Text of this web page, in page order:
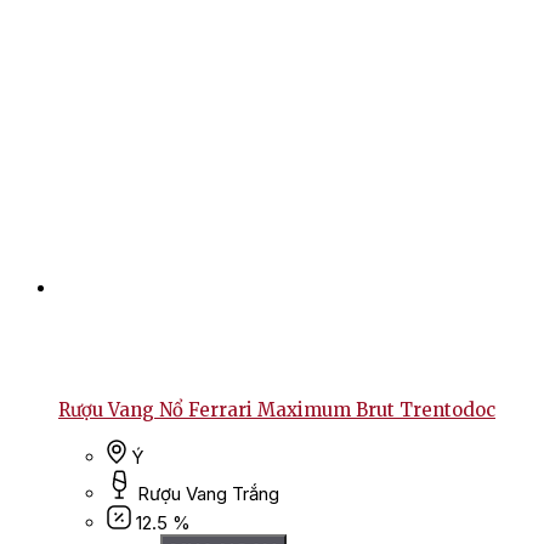
Rượu Vang Nổ Ferrari Maximum Brut Trentodoc
Ý
Rượu Vang Trắng
12.5 %